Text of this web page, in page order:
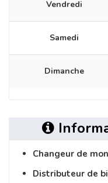
Vendredi
Samedi
Dimanche
Changeur de
Distributeur de